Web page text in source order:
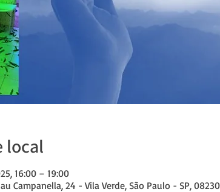
local
16:00 – 19:00
Campanella, 24 - Vila Verde, São Paulo - SP,